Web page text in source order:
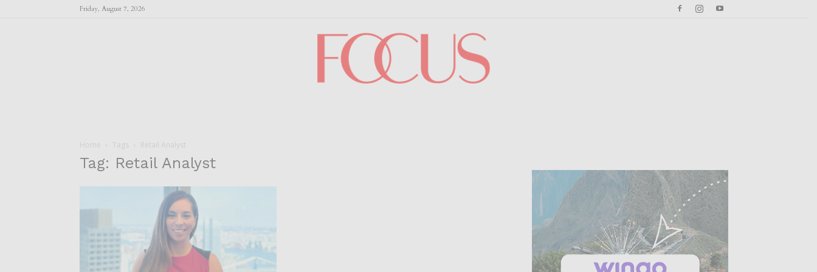
Friday, August 7, 2026
Home Tags Retail Analyst
Tag: Retail Analyst